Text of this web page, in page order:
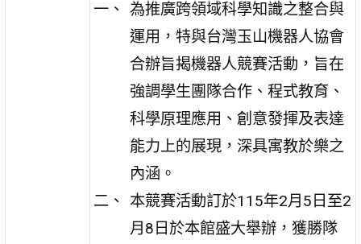
為推廣跨領域科學知識之整合與
運用，特與台灣玉山機器人協會
合辦旨揭機器人競賽活動，旨在
強調學生團隊合作、程式教育、
科學原理應用、創意發揮及表達
能力上的展現，深具寓教於樂之
內涵。
本競賽活動訂於115年2月5日至2
月8日於本館盛大舉辦，獲勝隊